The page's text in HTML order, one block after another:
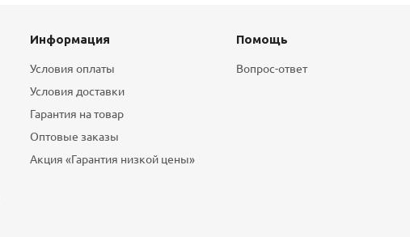
Информация
Условия оплаты
Условия доставки
Гарантия на товар
Оптовые заказы
Акция «Гарантия низкой цены»
Помощь
Вопрос-ответ